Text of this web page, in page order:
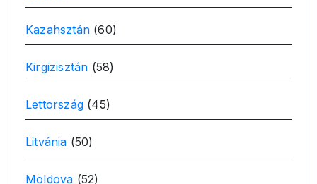
Kazahsztán (60)
Kirgizisztán (58)
Lettország (45)
Litvánia (50)
Moldova (52)